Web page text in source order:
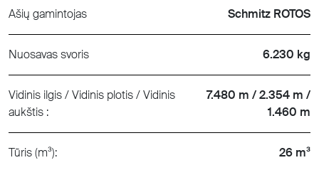
Ašių gamintojas Schmitz ROTOS
Nuosavas svoris 6.230 kg
Vidinis ilgis / Vidinis plotis / Vidinis
aukštis :
7.480 m / 2.354 m /
1.460 m
Tūris (m³): 26 m³